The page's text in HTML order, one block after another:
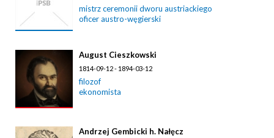
mistrz ceremonii dworu austriackiego
oficer austro-węgierski
August Cieszkowski
1814-09-12 - 1894-03-12
filozof
ekonomista
Andrzej Gembicki h. Nałęcz